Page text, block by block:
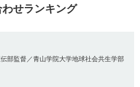
せランキング
部監督／青山学院大学地球社会共生学部